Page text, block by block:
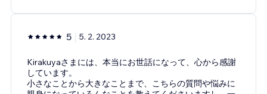
5 5. 2. 2023
Kirakuyaさまには、本当にお世話になって、心から感謝
しています。
小さなことから大きなことまで、こちらの質問や悩みに